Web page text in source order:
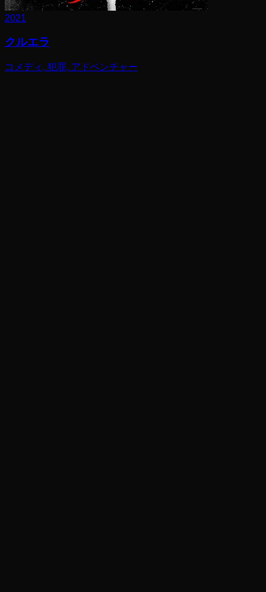
2021
クルエラ
コメディ, 犯罪, アドベンチャー